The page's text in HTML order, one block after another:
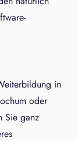
in
oder
Sie ganz